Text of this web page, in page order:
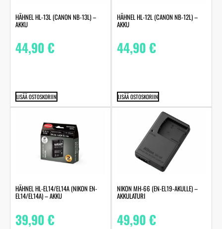
HÄHNEL HL-13L (CANON NB-13L) –
AKKU
44,90€
LISÄÄ OSTOSKORIIN
HÄHNEL HL-12L (CANON NB-12L) –
AKKU
44,90€
LISÄÄ OSTOSKORIIN
HÄHNEL HL-EL14/EL14A (NIKON EN-
EL14/EL14A) – AKKU
39,90€
NIKON MH-66 (EN-EL19-AKULLE) –
AKKULATURI
49,90€